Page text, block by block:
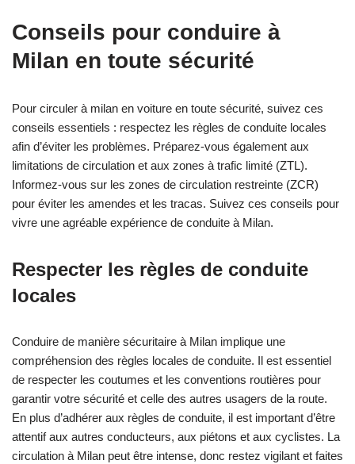
Conseils pour conduire à
Milan en toute sécurité
Pour circuler à milan en voiture en toute sécurité, suivez ces
conseils essentiels : respectez les règles de conduite locales
afin d’éviter les problèmes. Préparez-vous également aux
limitations de circulation et aux zones à trafic limité (ZTL).
Informez-vous sur les zones de circulation restreinte (ZCR)
pour éviter les amendes et les tracas. Suivez ces conseils pour
vivre une agréable expérience de conduite à Milan.
Respecter les règles de conduite
locales
Conduire de manière sécuritaire à Milan implique une
compréhension des règles locales de conduite. Il est essentiel
de respecter les coutumes et les conventions routières pour
garantir votre sécurité et celle des autres usagers de la route.
En plus d’adhérer aux règles de conduite, il est important d’être
attentif aux autres conducteurs, aux piétons et aux cyclistes. La
circulation à Milan peut être intense, donc restez vigilant et faites